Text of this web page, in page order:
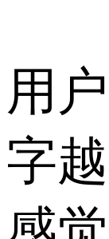
这
用
字